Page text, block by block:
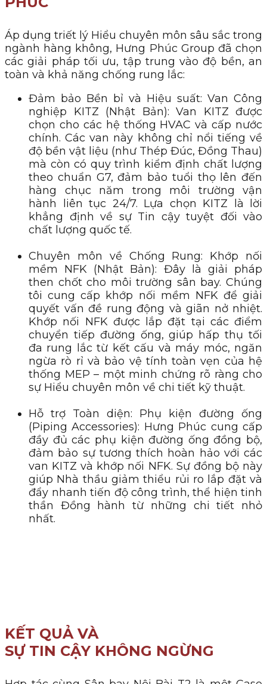
Áp dụng triết lý Hiểu chuyên môn sâu sắc trong
ngành hàng không, Hưng Phúc Group đã chọn
các giải pháp tối ưu, tập trung vào độ bền, an
toàn và khả năng chống rung lắc:
Đảm bảo Bền bỉ và Hiệu suất: Van Công
nghiệp KITZ (Nhật Bản): Van KITZ được
chọn cho các hệ thống HVAC và cấp nước
chính. Các van này không chỉ nổi tiếng về
độ bền vật liệu (như Thép Đúc, Đồng Thau)
mà còn có quy trình kiểm định chất lượng
theo chuẩn G7, đảm bảo tuổi thọ lên đến
hàng chục năm trong môi trường vận
hành liên tục 24/7. Lựa chọn KITZ là lời
khẳng định về sự Tin cậy tuyệt đối vào
chất lượng quốc tế.
Chuyên môn về Chống Rung: Khớp nối
mềm NFK (Nhật Bản): Đây là giải pháp
then chốt cho môi trường sân bay. Chúng
tôi cung cấp khớp nối mềm NFK để giải
quyết vấn đề rung động và giãn nở nhiệt.
Khớp nối NFK được lắp đặt tại các điểm
chuyển tiếp đường ống, giúp hấp thụ tối
đa rung lắc từ kết cấu và máy móc, ngăn
ngừa rò rỉ và bảo vệ tính toàn vẹn của hệ
thống MEP – một minh chứng rõ ràng cho
sự Hiểu chuyên môn về chi tiết kỹ thuật.
Hỗ trợ Toàn diện: Phụ kiện đường ống
(Piping Accessories): Hưng Phúc cung cấp
đầy đủ các phụ kiện đường ống đồng bộ,
đảm bảo sự tương thích hoàn hảo với các
van KITZ và khớp nối NFK. Sự đồng bộ này
giúp Nhà thầu giảm thiểu rủi ro lắp đặt và
đẩy nhanh tiến độ công trình, thể hiện tinh
thần Đồng hành từ những chi tiết nhỏ
nhất.
KẾT QUẢ VÀ
SỰ TIN CẬY KHÔNG NGỪNG